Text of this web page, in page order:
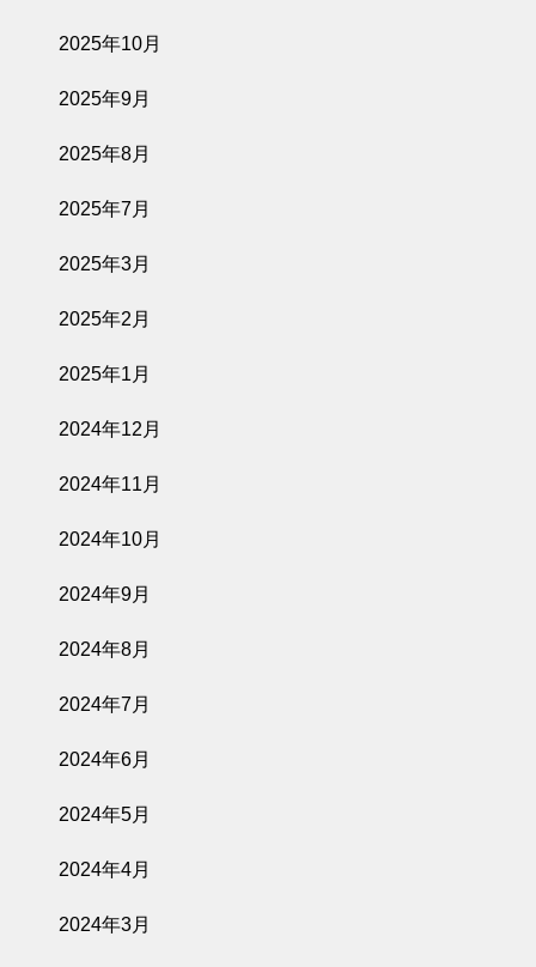
2025年10月
2025年9月
2025年8月
2025年7月
2025年3月
2025年2月
2025年1月
2024年12月
2024年11月
2024年10月
2024年9月
2024年8月
2024年7月
2024年6月
2024年5月
2024年4月
2024年3月